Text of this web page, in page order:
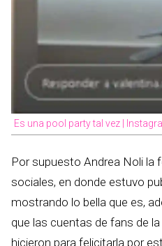
Es una pool party tal vez |
Por supuesto Andrea Noli la
sociales, en donde estuvo
mostrando lo bella que es,
que las cuentas de fans de
hicieron para felicitarla por